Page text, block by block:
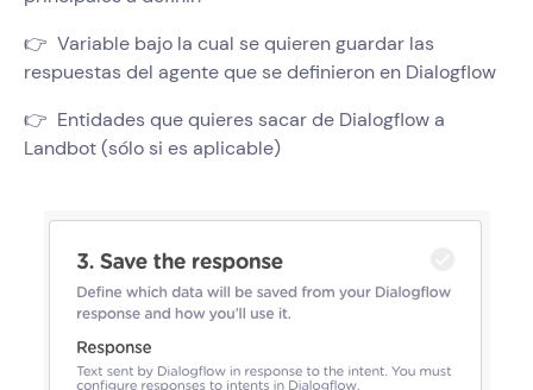
👉 Variable bajo la cual se quieren guardar las
respuestas del agente que se definieron en Dialogflow
👉 Entidades que quieres sacar de Dialogflow a
Landbot (sólo si es aplicable)